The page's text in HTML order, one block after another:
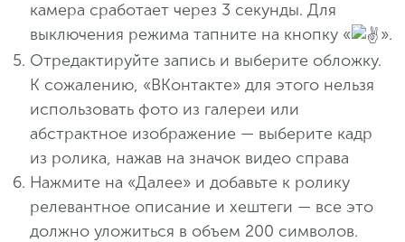
камера сработает через 3 секунды. Для
выключения режима тапните на кнопку «
».
Отредактируйте запись и выберите обложку.
К сожалению, «ВКонтакте» для этого нельзя
использовать фото из галереи или
абстрактное изображение — выберите кадр
из ролика, нажав на значок видео справа
Нажмите на «Далее» и добавьте к ролику
релевантное описание и хештеги — все это
должно уложиться в объем 200 символов.